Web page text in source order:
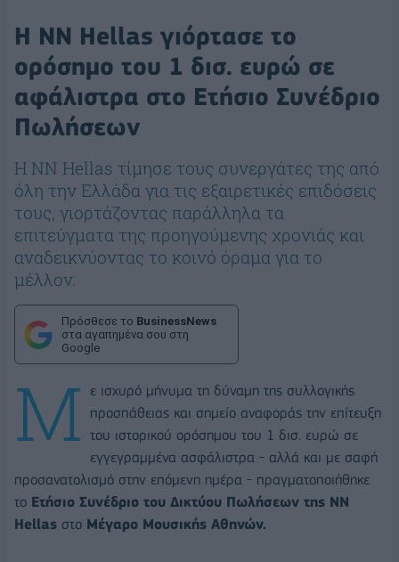
Η NN Hellas γιόρτασε το
ορόσημο του 1 δισ. ευρώ σε
αφάλιστρα στο Ετήσιο Συνέδριο
Πωλήσεων
H NN Hellas τίμησε τους συνεργάτες της από
όλη την Ελλάδα για τις εξαιρετικές επιδόσεις
τους, γιορτάζοντας παράλληλα τα
επιτεύγματα της προηγούμενης χρονιάς και
αναδεικνύοντας το κοινό όραμα για το
μέλλον.
Πρόσθεσε το BusinessNews
στα αγαπημένα σου στη
Google
Μ
ε ισχυρό μήνυμα τη δύναμη της συλλογικής
προσπάθειας και σημείο αναφοράς την επίτευξη
του ιστορικού ορόσημου του 1 δισ. ευρώ σε
εγγεγραμμένα ασφάλιστρα - αλλά και με σαφή
προσανατολισμό στην επόμενη ημέρα - πραγματοποιήθηκε
το Ετήσιο Συνέδριο του Δικτύου Πωλήσεων της NN
Hellas στο Μέγαρο Μουσικής Αθηνών.